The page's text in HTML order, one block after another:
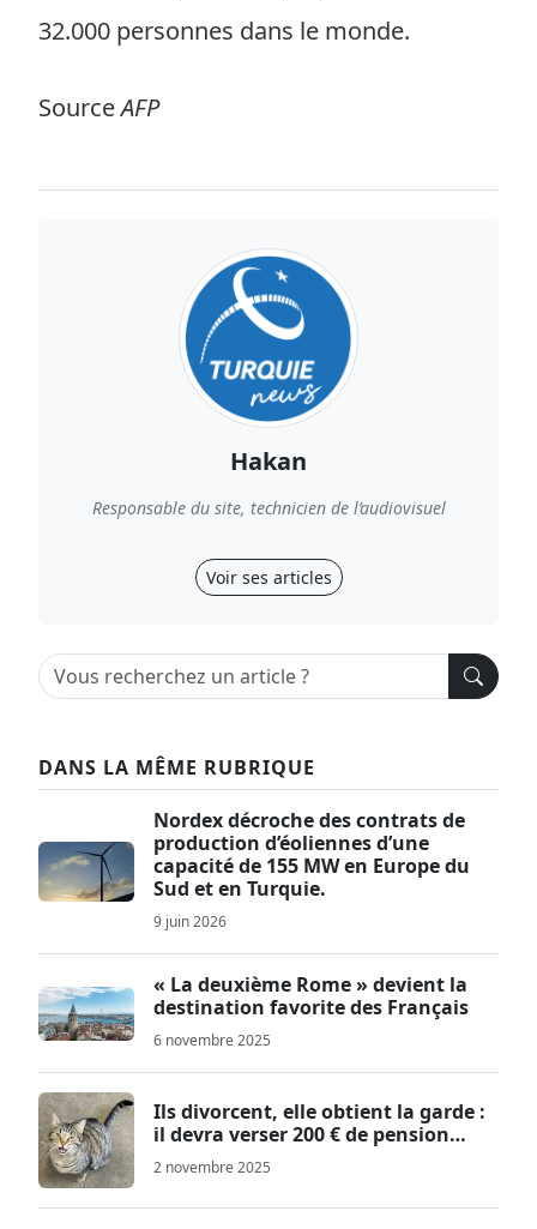
32.000 personnes dans le monde.
SourceAFP
Hakan
Responsable du site, technicien de l’audiovisuel
Voir ses articles
DANS LA MÊME RUBRIQUE
Nordex décroche des contrats de
production d’éoliennes d’une
capacité de 155 MW en Europe du
Sud et en Turquie.
9 juin 2026
« La deuxième Rome » devient la
destination favorite des Français
6 novembre 2025
Ils divorcent, elle obtient la garde :
il devra verser 200 € de pension…
2 novembre 2025